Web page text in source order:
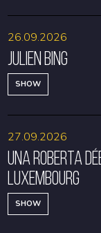
Julien Bing
SHOW
26.09.2026
Una Roberta
Luxembourg
SHOW
27.09.2026